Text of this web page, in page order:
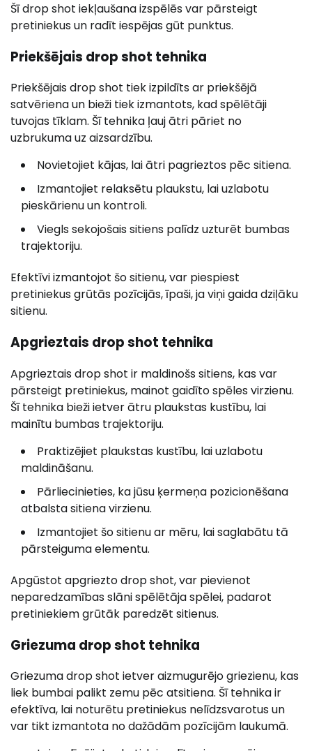
Šī drop shot iekļaušana izspēlēs var pārsteigt
pretiniekus un radīt iespējas gūt punktus.
Priekšējais drop shot tehnika
Priekšējais drop shot tiek izpildīts ar priekšējā
satvēriena un bieži tiek izmantots, kad spēlētāji
tuvojas tīklam. Šī tehnika ļauj ātri pāriet no
uzbrukuma uz aizsardzību.
Novietojiet kājas, lai ātri pagrieztos pēc sitiena.
Izmantojiet relaksētu plaukstu, lai uzlabotu
pieskārienu un kontroli.
Viegls sekojošais sitiens palīdz uzturēt bumbas
trajektoriju.
Efektīvi izmantojot šo sitienu, var piespiest
pretiniekus grūtās pozīcijās, īpaši, ja viņi gaida dziļāku
sitienu.
Apgrieztais drop shot tehnika
Apgrieztais drop shot ir maldinošs sitiens, kas var
pārsteigt pretiniekus, mainot gaidīto spēles virzienu.
Šī tehnika bieži ietver ātru plaukstas kustību, lai
mainītu bumbas trajektoriju.
Praktizējiet plaukstas kustību, lai uzlabotu
maldināšanu.
Pārliecinieties, ka jūsu ķermeņa pozicionēšana
atbalsta sitiena virzienu.
Izmantojiet šo sitienu ar mēru, lai saglabātu tā
pārsteiguma elementu.
Apgūstot apgriezto drop shot, var pievienot
neparedzamības slāni spēlētāja spēlei, padarot
pretiniekiem grūtāk paredzēt sitienus.
Griezuma drop shot tehnika
Griezuma drop shot ietver aizmugurējo griezienu, kas
liek bumbai palikt zemu pēc atsitiena. Šī tehnika ir
efektīva, lai noturētu pretiniekus nelīdzsvarotus un
var tikt izmantota no dažādām pozīcijām laukumā.